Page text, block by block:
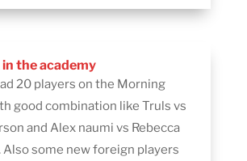
in the academy
20 players on the Morning
good combination like Truls vs
and Alex naumi vs Rebecca
Also some new foreign players